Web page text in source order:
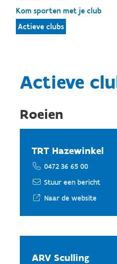
Kom sporten met je club
Actieve clubs
Actieve
Roeien
TRT Hazewinkel
0472 36 65 00
Stuur een bericht
Naar de website
ARV Sculling